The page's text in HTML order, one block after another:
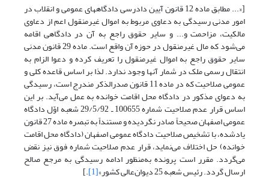
[«... مطابق ماده 12 قانون آیین دادرسی دادگاههای عمومی و انقلاب در
امور مدنی رسیدگی به دعاوی مربوط به اموال غیرمنقول اعم از دعاوی
مالکیت، مزاحمت و... و سایر حقوق راجع به آن در دادگاهی اقامه
می‌شود که مال غیرمنقول در حوزه آن واقع است. ماده 29 قانون مدنی
سایر حقوق راجع به اموال غیرمنقول را تعریف کرده و دعوا الزام به
انتقال رسمی ملک در شمار آنها وجود ندارد. لذا بر اساس قاعده کلی و
عمومی صلاحیت که در ماده 11 قانون صدرالذکر مندرج است، رسیدگی
به دعوای مذکور در دادگاه محل اقامت خوانده به عمل می‌آید. بر این
اساس قرار عدم صلاحیت شماره 100655 ـ 29/5/92 شعبه اوّل دادگاه
عمومی اصفهان صحیحاً صادر نگردیده و مستنداً به تبصره ماده 27 قانون
یادشده، با تشخیص صلاحیت دادگاه عمومی اصفهان (دادگاه محل اقامت
خوانده) حل اختلاف می‌نماید، قرار عدم صلاحیت شماره فوق نیز نقض
می‌گردد. مقرر است پرونده به‌منظور ادامه رسیدگی به مرجع صالح
ارسال گردد. رئیس شعبه 25 دیوان‌عالی کشور» [1]
.]